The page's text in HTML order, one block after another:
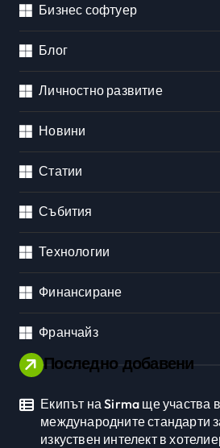
Бизнес софтуер
Блог
Личностно развитие
Новини
Статии
Събития
Технологии
Финансиране
Франчайз
Последно добавени
Екипът на Sirma ще участва
международните стандарти
изкуствен интелект в